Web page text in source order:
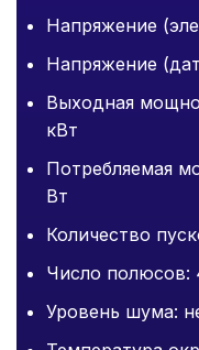
Напряжение
Напряжение
Выходная
кВт
Потребляемая
Вт
Количество
Число полюсов:
Уровень шума: